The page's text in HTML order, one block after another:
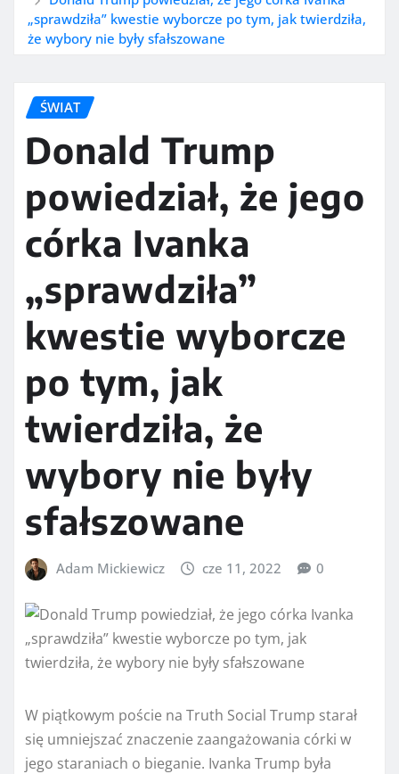
„sprawdziła” kwestie wyborcze po tym, jak twierdziła,
że ​​wybory nie były sfałszowane
ŚWIAT
Donald Trump
powiedział, że jego
córka Ivanka
„sprawdziła”
kwestie wyborcze
po tym, jak
twierdziła, że ​​
wybory nie były
sfałszowane
Adam Mickiewicz cze 11, 2022 0
W piątkowym poście na Truth Social Trump starał
się umniejszać znaczenie zaangażowania córki w
jego staraniach o bieganie. Ivanka Trump była